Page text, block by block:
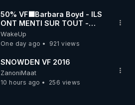
50% VF🟩Barbara Boyd - ILS
ONT MENTI SUR TOUT -
Jocelyne Traduction
WakeUp
One day ago
921 views
SNOWDEN VF 2016
ZanoniMaat
10 hours ago
256 views